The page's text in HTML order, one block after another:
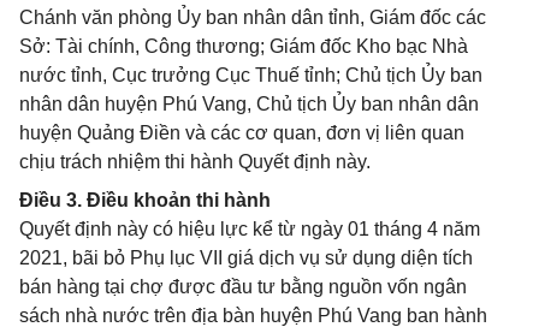
Chánh văn phòng Ủy ban nhân dân tỉnh, Giám đốc các
Sở: Tài chính, Công thương; Giám đốc Kho bạc Nhà
nước tỉnh, Cục trưởng Cục Thuế tỉnh; Chủ tịch Ủy ban
nhân dân huyện Phú Vang, Chủ tịch Ủy ban nhân dân
huyện Quảng Điền và các cơ quan, đơn vị liên quan
chịu trách nhiệm thi hành Quyết định này.
Điều 3. Điều khoản thi hành
Quyết định này có hiệu lực kể từ ngày 01 tháng 4 năm
2021, bãi bỏ Phụ lục VII giá dịch vụ sử dụng diện tích
bán hàng tại chợ được đầu tư bằng nguồn vốn ngân
sách nhà nước trên địa bàn huyện Phú Vang ban hành